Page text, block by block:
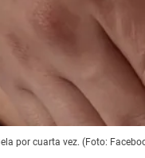
por cuarta vez. (Foto: